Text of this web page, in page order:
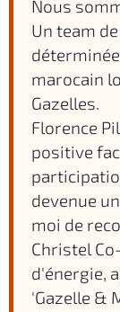
Nous
Un team
marocain
Gazelles.
Florence
positive
devenue
moi de
Christel
d'énergie,
'Gazelle &